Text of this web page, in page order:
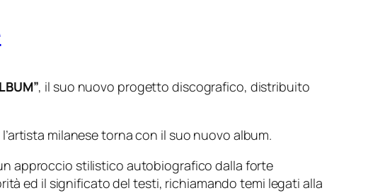
, il suo nuovo progetto discografico, distribuito
l’artista milanese torna con il suo nuovo album.
approccio stilistico autobiografico dalla forte
ed il significato del testi, richiamando temi legati alla